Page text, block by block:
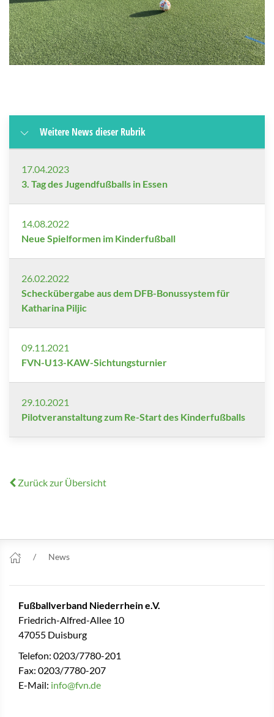
Weitere News dieser Rubrik
17.04.2023
3. Tag des Jugendfußballs in Essen
14.08.2022
Neue Spielformen im Kinderfußball
26.02.2022
Scheckübergabe aus dem DFB-Bonussystem für
Katharina Piljic
09.11.2021
FVN-U13-KAW-Sichtungsturnier
29.10.2021
Pilotveranstaltung zum Re-Start des Kinderfußballs
Zurück zur Übersicht
News
Fußballverband Niederrhein e.V.
Friedrich-Alfred-Allee 10
47055 Duisburg
Telefon: 0203/7780-201
Fax: 0203/7780-207
E-Mail: info@fvn.de